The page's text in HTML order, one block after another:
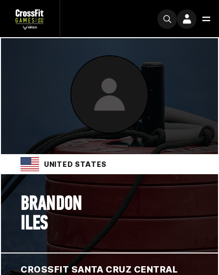
UNITED STATES
BRANDON
ILES
CROSSFIT SANTA CRUZ CENTRAL